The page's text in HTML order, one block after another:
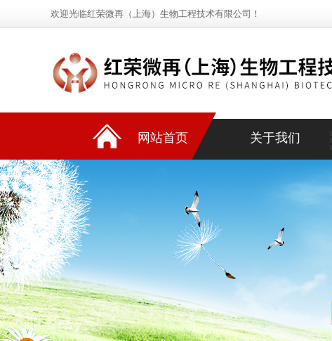
欢迎光临红荣微再（上海）生物工程技术有限公司！
网站首页 关于我们